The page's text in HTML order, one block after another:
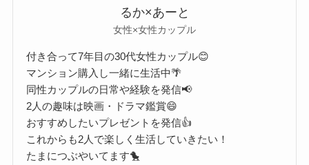
るか×あーと
女性×女性カップル
付き合って7年目の30代女性カップル😊
マンション購入し一緒に生活中🌴
同性カップルの日常や経験を発信📢
2人の趣味は映画・ドラマ鑑賞😄
おすすめしたいプレゼントを発信👍
これからも2人で楽しく生活していきたい！
たまにつぶやいてます🐤